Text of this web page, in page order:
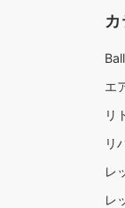
エ
リ
リ
レ
レ